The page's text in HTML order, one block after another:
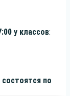
у клас­сов:
по